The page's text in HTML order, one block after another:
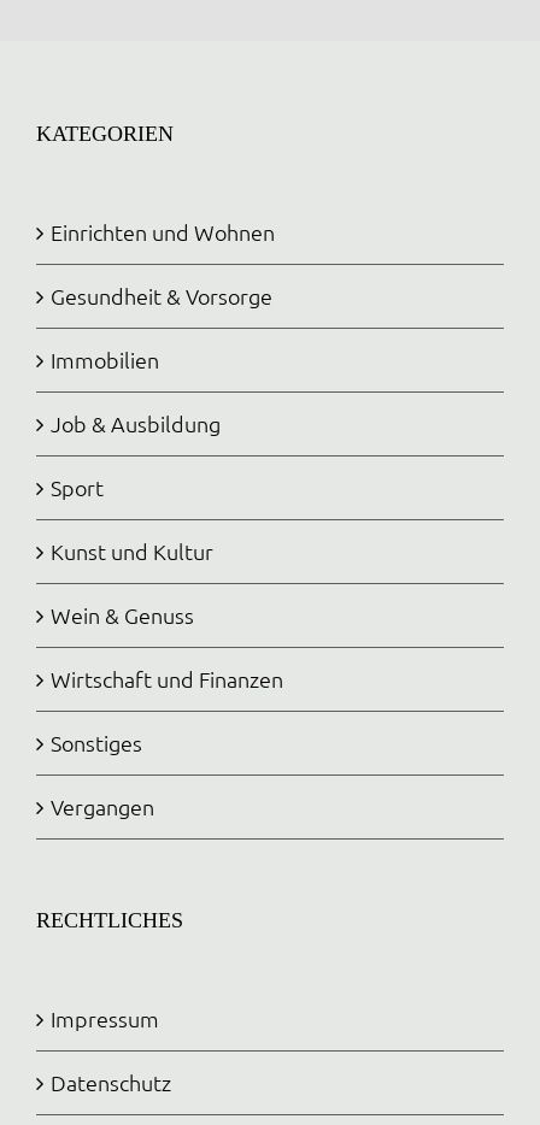
KATEGORIEN
Einrichten und Wohnen
Gesundheit & Vorsorge
Immobilien
Job & Ausbildung
Sport
Kunst und Kultur
Wein & Genuss
Wirtschaft und Finanzen
Sonstiges
Vergangen
RECHTLICHES
Impressum
Datenschutz